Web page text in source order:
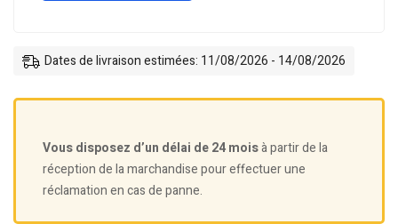
Dates de livraison estimées: 11/08/2026 - 14/08/2026
Vous disposez d’un délai de 24 moisà partir de la
réception de la marchandise pour effectuer une
réclamation en cas de panne.